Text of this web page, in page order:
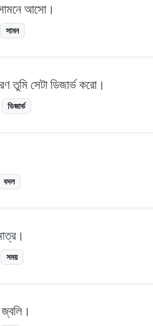
আসো।
সামন
সেটা ডিজার্ভ করো।
ডিজার্ভ
বদল
সময়